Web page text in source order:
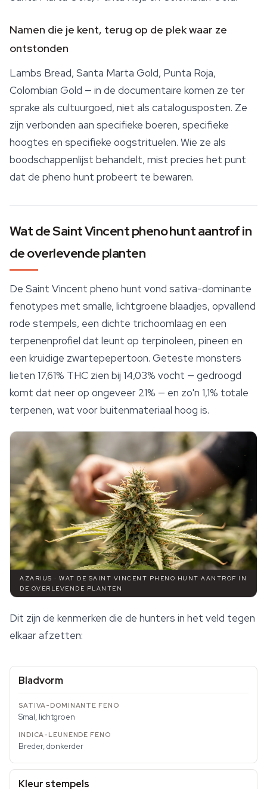
Namen die je kent, terug op de plek waar ze
ontstonden
Lambs Bread, Santa Marta Gold, Punta Roja,
Colombian Gold — in de documentaire komen ze ter
sprake als cultuurgoed, niet als catalogusposten. Ze
zijn verbonden aan specifieke boeren, specifieke
hoogtes en specifieke oogstrituelen. Wie ze als
boodschappenlijst behandelt, mist precies het punt
dat de pheno hunt probeert te bewaren.
Wat de Saint Vincent pheno hunt aantrof in
de overlevende planten
De Saint Vincent pheno hunt vond sativa-dominante
fenotypes met smalle, lichtgroene blaadjes, opvallend
rode stempels, een dichte trichoomlaag en een
terpenenprofiel dat leunt op terpinoleen, pineen en
een kruidige zwartepepertoon. Geteste monsters
lieten 17,61% THC zien bij 14,03% vocht — gedroogd
komt dat neer op ongeveer 21% — en zo'n 1,1% totale
terpenen, wat voor buitenmateriaal hoog is.
AZARIUS · WAT DE SAINT VINCENT PHENO HUNT AANTROF IN
DE OVERLEVENDE PLANTEN
Dit zijn de kenmerken die de hunters in het veld tegen
elkaar afzetten:
Bladvorm
Smal, lichtgroen
Breder, donkerder
Kleur stempels